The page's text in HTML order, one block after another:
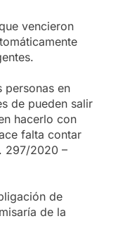
vencieron
personas en
de pueden salir
hacerlo con
falta contar
297/2020 –
de
de la